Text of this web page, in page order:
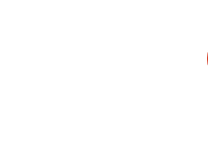
Warszawa, ul. Kazimierza